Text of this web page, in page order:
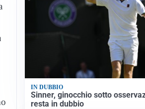
IN DUBBIO
Sinner, ginocchio sotto
resta in dubbio